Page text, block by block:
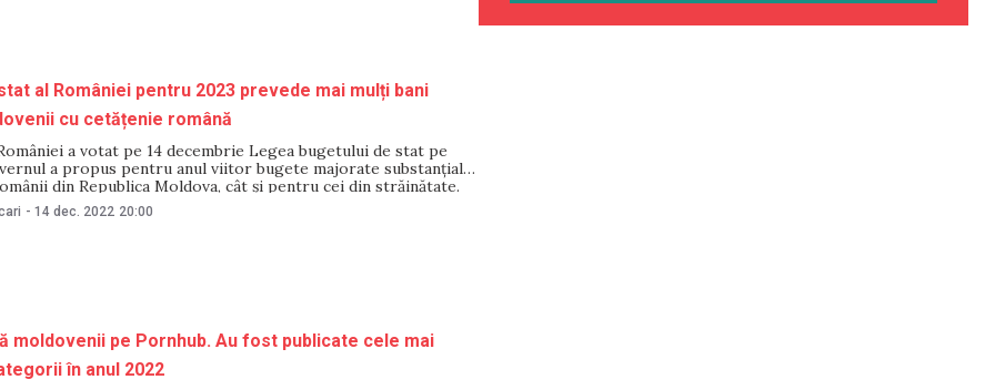
al României pentru 2023 prevede mai mulți bani
cu cetățenie română
a votat pe 14 decembrie Legea bugetului de stat pe
a propus pentru anul viitor bugete majorate substanțial
din Republica Moldova, cât și pentru cei din străinătate.
pentru Relația cu Republica Moldova (DRRM) va gestiona în
de 35,42
- 14 dec. 2022 20:00
moldovenii pe Pornhub. Au fost publicate cele mai
în anul 2022